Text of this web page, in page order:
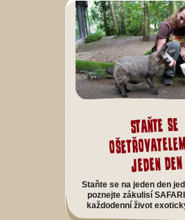
Staňte se
jeden den
Staňte se na jeden den
poznejte zákulisí
každodenní život